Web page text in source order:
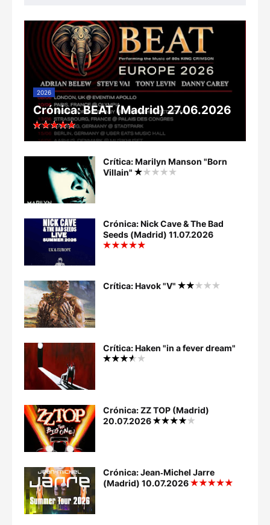
2026
Crónica: BEAT (Madrid) 27.06.2026
Crítica: Marilyn Manson "Born
Villain"
Crónica: Nick Cave & The Bad
Seeds (Madrid) 11.07.2026
Crítica: Havok "V"
Crítica: Haken "in a fever dream"
Crónica: ZZ TOP (Madrid)
20.07.2026
Crónica: Jean‐Michel Jarre
(Madrid) 10.07.2026